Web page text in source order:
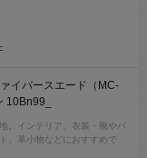
イバースエード（MC-
10Bn99_
。インテリア、衣装・靴やバ
、革小物などにおすすめで